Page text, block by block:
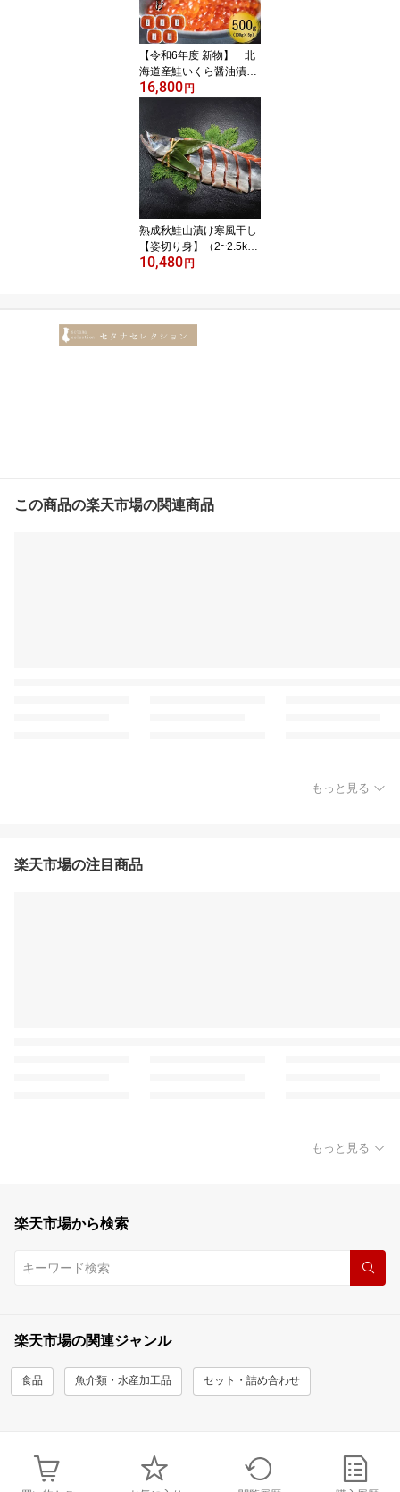
フード 惣菜 北海道土産
おいしい 美味しい 小分
け 贈り物
【令和6年度 新物】 北
海道産鮭いくら醤油漬け
500g (100g×5パック)ヤ
マヨ第十八弘誠丸斉藤漁
業 いくらの醤油漬け い
くら醤油漬け いくら 醤
油漬け 秋鮭 鮭 海鮮 北海
道 北海道グルメ お取り
寄せグルメ 贅沢 家族
16,800円
熟成秋鮭山漬け寒風干し
【姿切り身】（2~2.5kg)
ヤマヨ第十八弘誠丸斉藤
風干し 酒の肴 取り寄せ
酒のつまみ 熟成 冷凍 北
10,480円
この商品の楽天市場の関連商品
もっと見る
楽天市場の注目商品
もっと見る
楽天市場から検索
楽天市場の関連ジャンル
食品 魚介類・水産加工品 セット・詰め合わせ